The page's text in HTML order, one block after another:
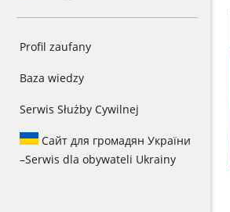
Profil zaufany
Baza wiedzy
Serwis Służby Cywilnej
Сайт для громадян України
–Serwis dla obywateli Ukrainy